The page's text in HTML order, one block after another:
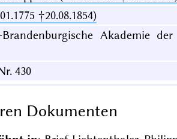
†20.08.1854)
Akademie
430
Dokumenten